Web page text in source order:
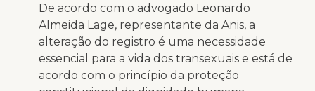
De acordo com o advogado Leonardo
Almeida Lage, representante da Anis, a
alteração do registro é uma necessidade
essencial para a vida dos transexuais e está de
acordo com o princípio da proteção